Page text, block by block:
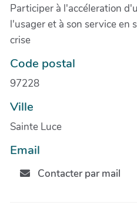
Participer à l'accéleration
l'usager et à son service en
crise
Code postal
97228
Ville
Sainte Luce
Email
Contacter par mail